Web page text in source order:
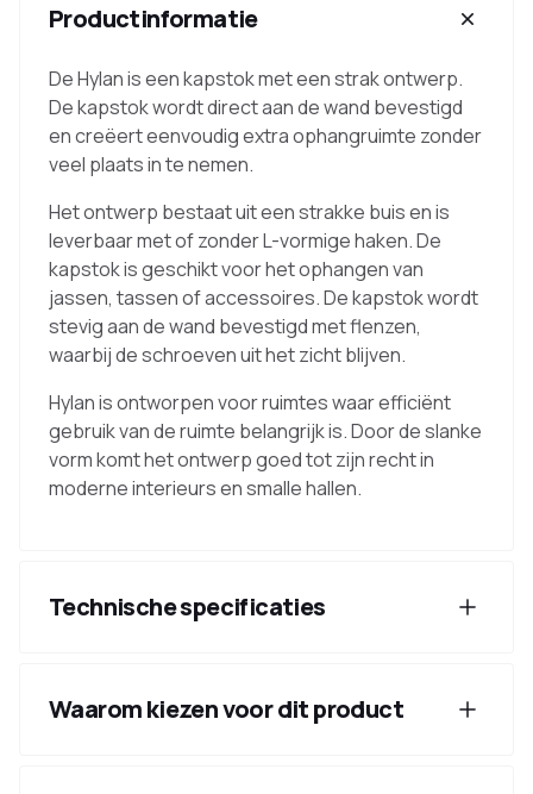
Productinformatie
De Hylan is een kapstok met een strak ontwerp.
De kapstok wordt direct aan de wand bevestigd
en creëert eenvoudig extra ophangruimte zonder
veel plaats in te nemen.
Het ontwerp bestaat uit een strakke buis en is
leverbaar met of zonder L-vormige haken. De
kapstok is geschikt voor het ophangen van
jassen, tassen of accessoires. De kapstok wordt
stevig aan de wand bevestigd met flenzen,
waarbij de schroeven uit het zicht blijven.
Hylan is ontworpen voor ruimtes waar efficiënt
gebruik van de ruimte belangrijk is. Door de slanke
vorm komt het ontwerp goed tot zijn recht in
moderne interieurs en smalle hallen.
Technische specificaties
Waarom kiezen voor dit product